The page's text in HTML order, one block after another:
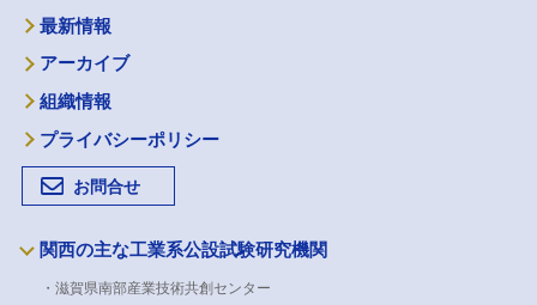
最新情報
アーカイブ
組織情報
プライバシーポリシー
お問合せ
関西の主な工業系公設試験研究機関
・滋賀県南部産業技術共創センター